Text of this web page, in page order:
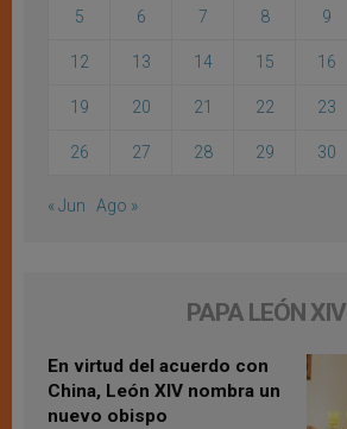
5 6 7 8 9
12 13 14 15 16
19 20 21 22 23
26 27 28 29 30
« Jun Ago »
PAPA LEÓN XIV
En virtud del acuerdo con
China, León XIV nombra un
nuevo obispo